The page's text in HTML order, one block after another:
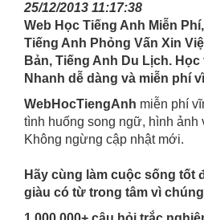
25/12/2013 11:17:38
Web Học Tiếng Anh Miễn
Tiếng Anh Phỏng Vấn Xin
Bản, Tiếng Anh Du Lịch. Học
Nhanh dễ dàng và miễn phí
WebHocTiengAnh miễn phí
tình huống song ngữ, hình ảnh
Không ngừng cập nhật mới.
Hãy cùng làm cuộc sống tốt
giàu có từ trong tâm vì